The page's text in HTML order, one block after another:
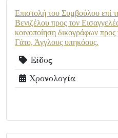
Επιστολή του Συμβούλου επί
Βενιζέλου προς τον
κοινοποίηση δικογράφων
Γάτο, Άγγλους υπηκόους.
Είδος
Χρονολογία